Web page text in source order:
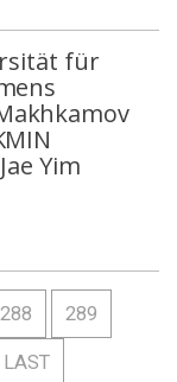
für
Yim
288 289
LAST